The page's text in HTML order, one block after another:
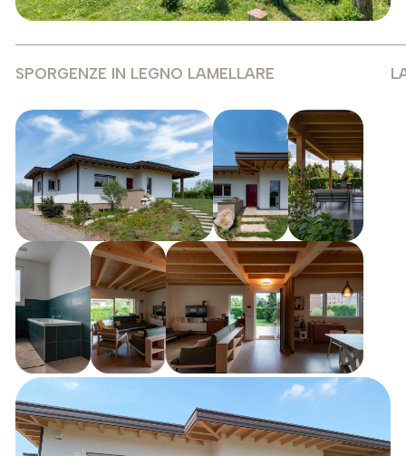
SPORGENZE IN LEGNO LAMELLARE